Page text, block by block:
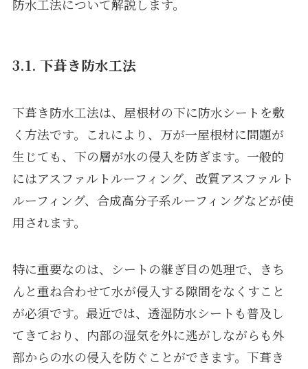
防水工法について解説します。
3.1. 下葺き防水工法
下葺き防水工法は、屋根材の下に防水シートを敷
く方法です。これにより、万が一屋根材に問題が
生じても、下の層が水の侵入を防ぎます。一般的
にはアスファルトルーフィング、改質アスファルト
ルーフィング、合成高分子系ルーフィングなどが使
用されます。
特に重要なのは、シートの継ぎ目の処理で、きち
んと重ね合わせて水が侵入する隙間をなくすこと
が必須です。最近では、透湿防水シートも普及し
てきており、内部の湿気を外に逃がしながらも外
部からの水の侵入を防ぐことができます。下葺き